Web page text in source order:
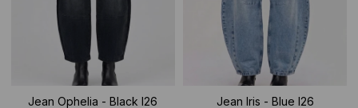
Jean Ophelia - Black I26 Jean Iris - Blue I26